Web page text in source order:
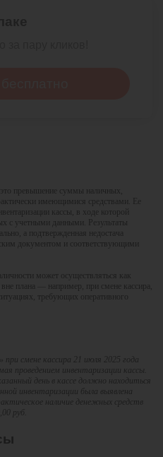
это превышение суммы наличных,
имеющимися средствами. Ее
кассы, в ходе которой
с учетными данными. Результаты
а подтвержденная недостача
документом и соответствующими
может осуществляться как
плана — например, при смене кассира,
требующих оперативного
при смене кассира 21 июля 2025 года
проведением инвентаризации кассы.
день в кассе должно находиться
инвентаризации была выявлена
наличие денежных средств
руб.